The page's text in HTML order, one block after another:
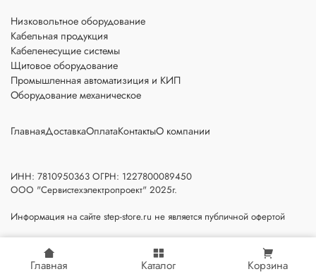
Главная Каталог Корзина
ГлавнаяДоставкаОплатаКонтактыО компании
Низковольтное оборудование
Кабельная продукция
Кабеленесущие системы
Щитовое оборудование
Промышленная автоматизиция и КИП
Оборудование механическое
ИНН: 7810950363 ОГРН: 1227800089450
ООО "Сервистехэлектропроект" 2025г.
Информация на сайте step-store.ru не является публичной офертой